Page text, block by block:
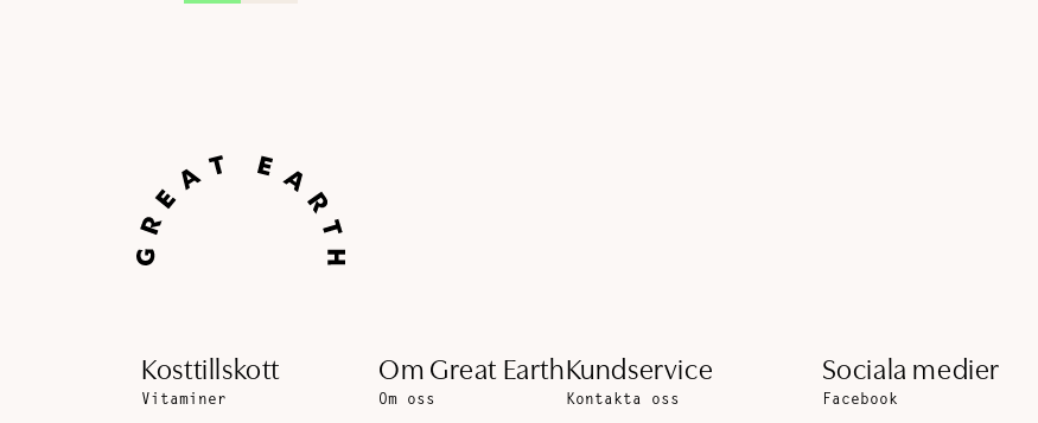
Kosttillskott
Vitaminer
Om Great Earth
Om oss
Kundservice
Kontakta oss
Sociala medier
Facebook